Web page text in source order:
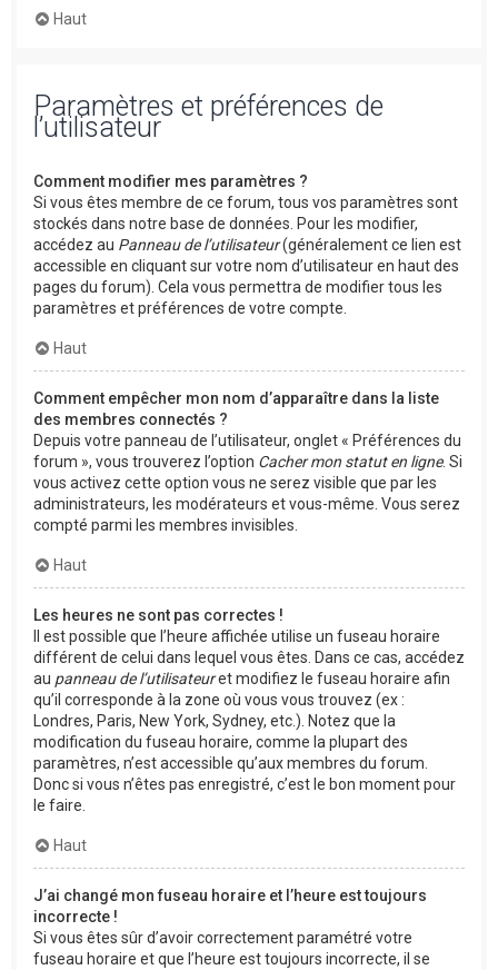
Haut
Paramètres et préférences de
l’utilisateur
Comment modifier mes paramètres ?
Si vous êtes membre de ce forum, tous vos paramètres sont
stockés dans notre base de données. Pour les modifier,
accédez au Panneau de l’utilisateur(généralement ce lien est
accessible en cliquant sur votre nom d’utilisateur en haut des
pages du forum). Cela vous permettra de modifier tous les
paramètres et préférences de votre compte.
Haut
Comment empêcher mon nom d’apparaître dans la liste
des membres connectés ?
Depuis votre panneau de l’utilisateur, onglet « Préférences du
forum », vous trouverez l’option Cacher mon statut en ligne. Si
vous activez cette option vous ne serez visible que par les
administrateurs, les modérateurs et vous-même. Vous serez
compté parmi les membres invisibles.
Haut
Les heures ne sont pas correctes !
Il est possible que l’heure affichée utilise un fuseau horaire
différent de celui dans lequel vous êtes. Dans ce cas, accédez
au panneau de l’utilisateuret modifiez le fuseau horaire afin
qu’il corresponde à la zone où vous vous trouvez (ex :
Londres, Paris, New York, Sydney, etc.). Notez que la
modification du fuseau horaire, comme la plupart des
paramètres, n’est accessible qu’aux membres du forum.
Donc si vous n’êtes pas enregistré, c’est le bon moment pour
le faire.
Haut
J’ai changé mon fuseau horaire et l’heure est toujours
incorrecte !
Si vous êtes sûr d’avoir correctement paramétré votre
fuseau horaire et que l’heure est toujours incorrecte, il se